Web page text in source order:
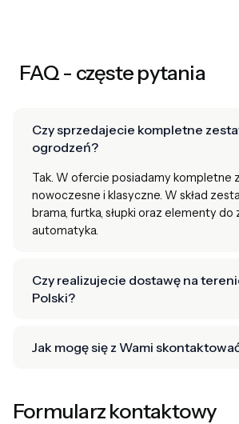
FAQ - częste pytania
Czy sprzedajecie kompletne
ogrodzeń?
Tak. W ofercie posiadamy kompletne
nowoczesne i klasyczne. W skład
brama, furtka, słupki oraz elementy do
automatyka.
Czy realizujecie dostawę na
Polski?
Jak mogę się z Wami
Formularz kontaktowy